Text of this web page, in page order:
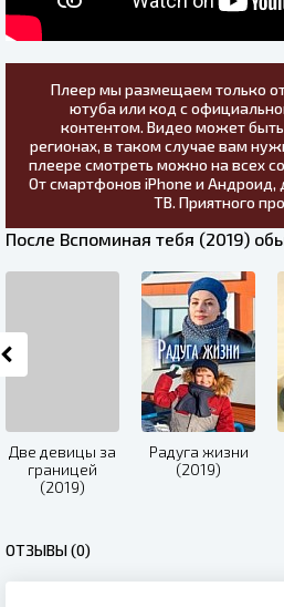
Плеер мы размещаем только
ютуба или код с
контентом. Видео может
регионах, в таком случае вам
плеере смотреть можно на всех
От смартфонов iPhone и Андроид,
ТВ. Приятного
После Вспоминая тебя (2019)
Две девицы за
границей
(2019)
Радуга жизни
(2019)
ОТЗЫВЫ (0)